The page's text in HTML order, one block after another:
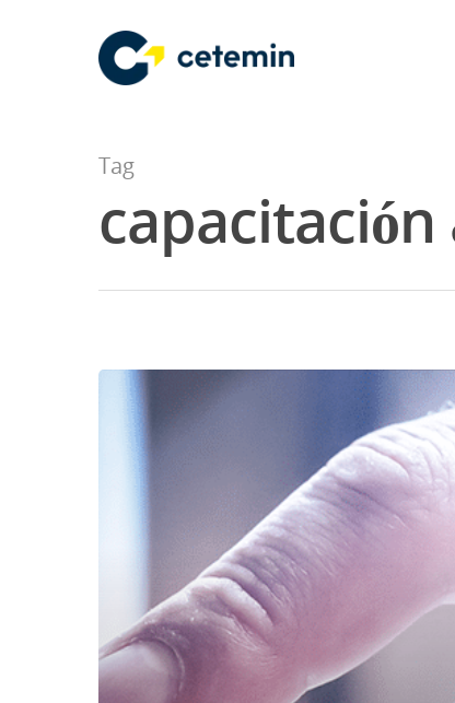
Hit enter to search or ESC to close
Tag